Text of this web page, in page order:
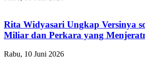
Rita Widyasari Ungkap Versinya
Miliar dan Perkara yang
Rabu, 10 Juni 2026